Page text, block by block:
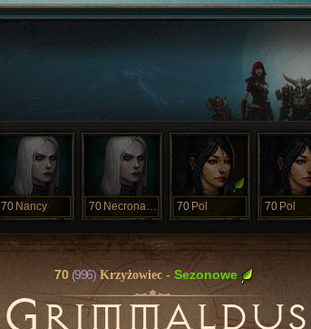
70 Nancy 70 Necronancy 70 Pol 70 Pol
70 (996)Krzyżowiec - Sezonowe
RIMMALDUS